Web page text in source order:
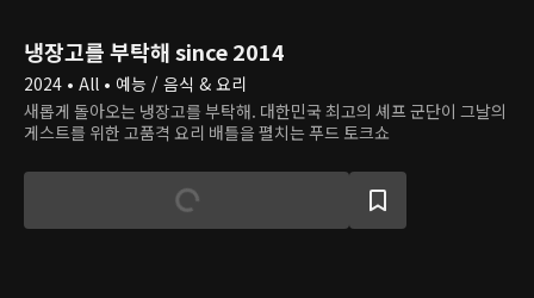
냉장고를 부탁해 since 2014
2024 • All • 예능 / 음식 & 요리
새롭게 돌아오는 냉장고를 부탁해. 대한민국 최고의 셰프 군단이 그날의
게스트를 위한 고품격 요리 배틀을 펼치는 푸드 토크쇼